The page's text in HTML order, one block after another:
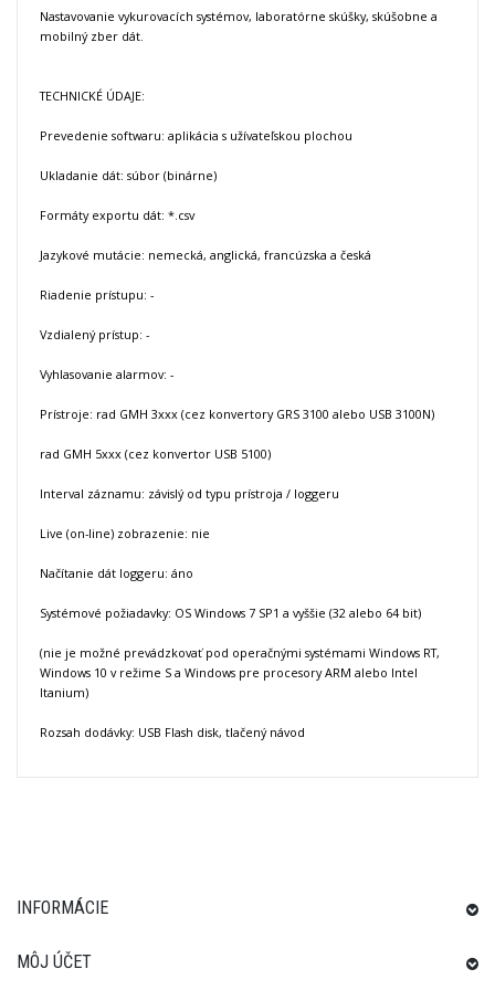
Nastavovanie vykurovacích systémov, laboratórne skúšky, skúšobne a
mobilný zber dát.
TECHNICKÉ ÚDAJE:
Prevedenie softwaru: aplikácia s užívateľskou plochou
Ukladanie dát: súbor (binárne)
Formáty exportu dát: *.csv
Jazykové mutácie: nemecká, anglická, francúzska a česká
Riadenie prístupu: -
Vzdialený prístup: -
Vyhlasovanie alarmov: -
Prístroje: rad GMH 3xxx (cez konvertory GRS 3100 alebo USB 3100N)
rad GMH 5xxx (cez konvertor USB 5100)
Interval záznamu: závislý od typu prístroja / loggeru
Live (on-line) zobrazenie: nie
Načítanie dát loggeru: áno
Systémové požiadavky: OS Windows 7 SP1 a vyššie (32 alebo 64 bit)
(nie je možné prevádzkovať pod operačnými systémami Windows RT,
Windows 10 v režime S a Windows pre procesory ARM alebo Intel
Itanium)
Rozsah dodávky: USB Flash disk, tlačený návod
INFORMÁCIE
MÔJ ÚČET